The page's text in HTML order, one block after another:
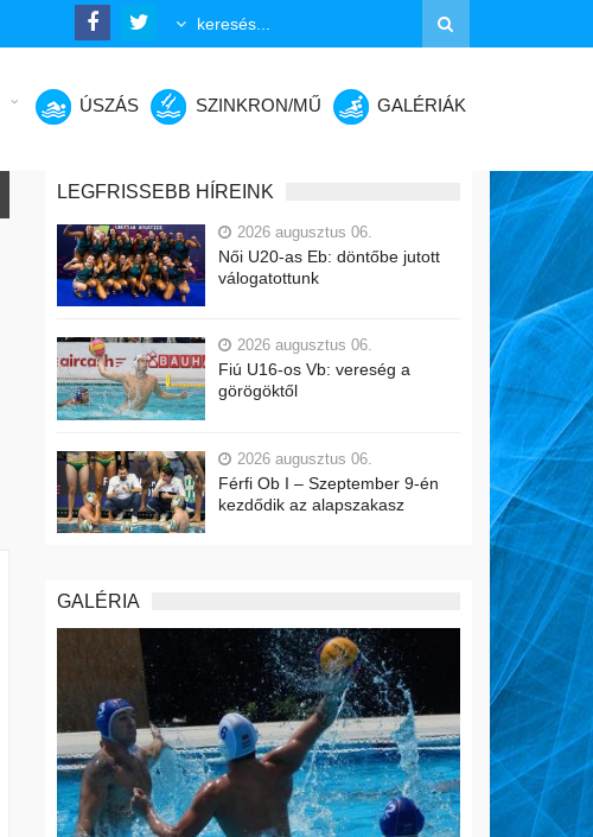
ÚSZÁS SZINKRON/MŰ GALÉRIÁK
LEGFRISSEBB HÍREINK
2026 augusztus 06.
Női U20-as Eb: döntőbe jutott
válogatottunk
2026 augusztus 06.
Fiú U16-os Vb: vereség a
görögöktől
2026 augusztus 06.
Férfi Ob I – Szeptember 9-én
kezdődik az alapszakasz
GALÉRIA